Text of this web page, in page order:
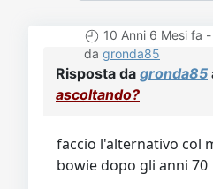
10 Anni 6 Mesi fa -
da gronda85
Risposta da gronda85
ascoltando?
faccio l'alternativo col
bowie dopo gli anni 70